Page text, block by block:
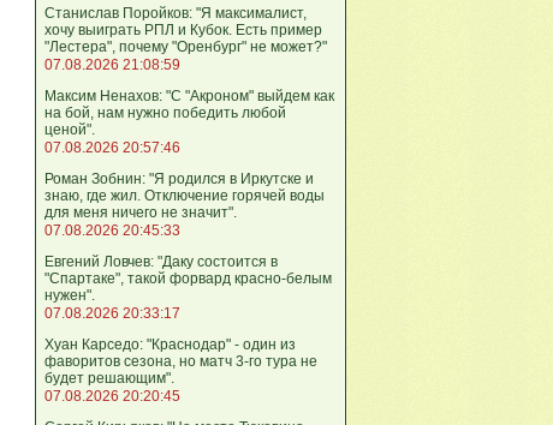
Станислав Поройков: "Я максималист,
хочу выиграть РПЛ и Кубок. Есть пример
"Лестера", почему "Оренбург" не может?"
07.08.2026 21:08:59
Максим Ненахов: "С "Акроном" выйдем как
на бой, нам нужно победить любой
ценой".
07.08.2026 20:57:46
Роман Зобнин: "Я родился в Иркутске и
знаю, где жил. Отключение горячей воды
для меня ничего не значит".
07.08.2026 20:45:33
Евгений Ловчев: "Даку состоится в
"Спартаке", такой форвард красно-белым
нужен".
07.08.2026 20:33:17
Хуан Карседо: "Краснодар" - один из
фаворитов сезона, но матч 3-го тура не
будет решающим".
07.08.2026 20:20:45